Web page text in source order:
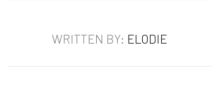
WRITTEN BY: ELODIE